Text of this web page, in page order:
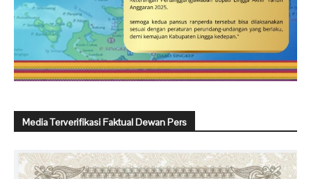
Media Terverifikasi Faktual Dewan Pers